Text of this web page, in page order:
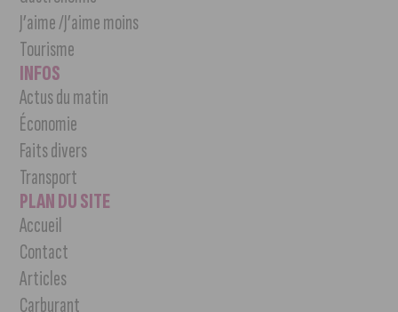
J’aime /J’aime moins
Tourisme
INFOS
Actus du matin
Économie
Faits divers
Transport
PLAN DU SITE
Accueil
Contact
Articles
Carburant